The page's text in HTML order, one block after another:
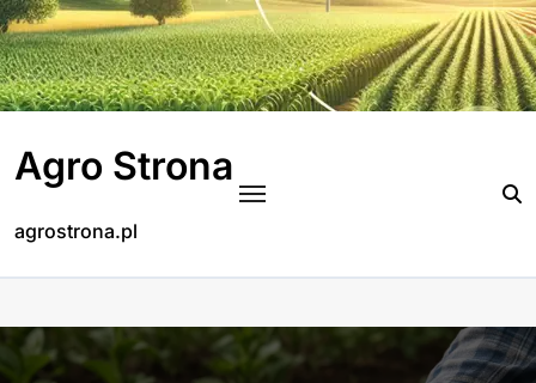
Skip
to
content
Agro Strona
agrostrona.pl